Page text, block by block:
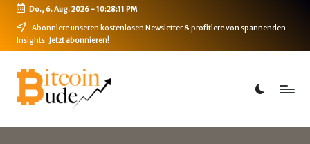
Skip
Do., 6. Aug. 2026-10:28:12 PM
Abonniere unseren kostenlosen Newsletter & profitiere von spannenden
Insights. Jetzt abonnieren!
B
i
t
Bitcoin,
Ethereum,
DeFi